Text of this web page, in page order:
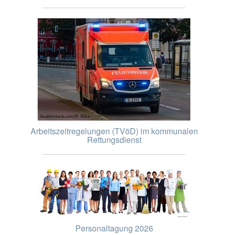
Arbeitszeitregelungen (TVöD) im kommunalen
Rettungsdienst
Personaltagung 2026